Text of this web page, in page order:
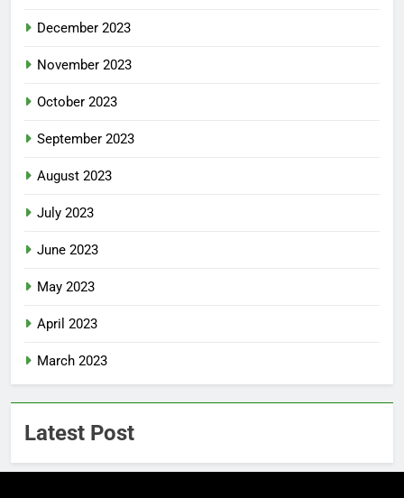
December 2023
November 2023
October 2023
September 2023
August 2023
July 2023
June 2023
May 2023
April 2023
March 2023
Latest Post